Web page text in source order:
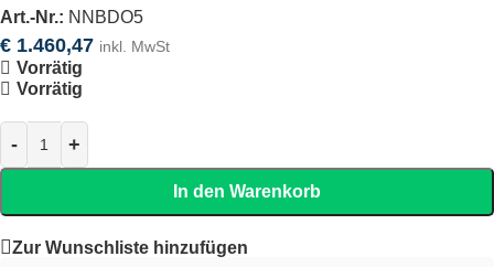
Art.-Nr.: NNBDO5
€ 1.460,47 inkl. MwSt
Vorrätig
Vorrätig
In den Warenkorb
Zur Wunschliste hinzufügen